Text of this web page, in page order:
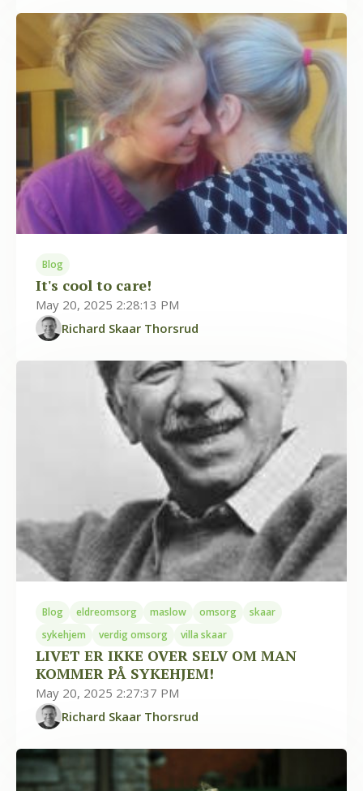
Blog
It's cool to care!
May 20, 2025 2:28:13 PM
Richard Skaar Thorsrud
Blog eldreomsorg maslow omsorg
skaar
sykehjem
verdig omsorg villa skaar
LIVET ER IKKE OVER SELV OM MAN
KOMMER PÅ SYKEHJEM!
May 20, 2025 2:27:37 PM
Richard Skaar Thorsrud